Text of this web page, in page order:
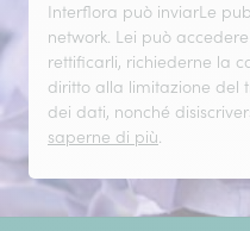
Interflora può inviarLe
network. Lei può
rettificarli, richiederne la
diritto alla limitazione del
dei dati, nonché
saperne di più.